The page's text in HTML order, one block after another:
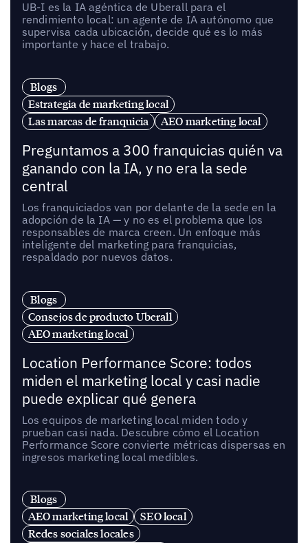
UB-I es la IA agéntica de Uberall para el
rendimiento local: un agente de IA autónomo que
supervisa cada ubicación, decide qué es lo más
importante y hace el trabajo.
Blogs
Estrategia de marketing local
Las marcas de franquicia
AEO marketing local
Preguntamos a 300 franquicias quién va
ganando con la IA, y no era la sede
central
Los franquiciados van por delante de la sede en la
adopción de la IA — y no es el problema que los
responsables de marca creen. Un enfoque más
inteligente del marketing para franquicias,
respaldado por nuevos datos.
Blogs
Consejos de producto Uberall
AEO marketing local
Location Performance Score: todos
miden el marketing local y casi nadie
puede explicar qué genera
Los equipos de marketing local miden todo y
prueban casi nada. Descubre cómo el Location
Performance Score convierte métricas dispersas en
ingresos marketing local medibles.
Blogs
AEO marketing local
SEO local
Redes sociales locales